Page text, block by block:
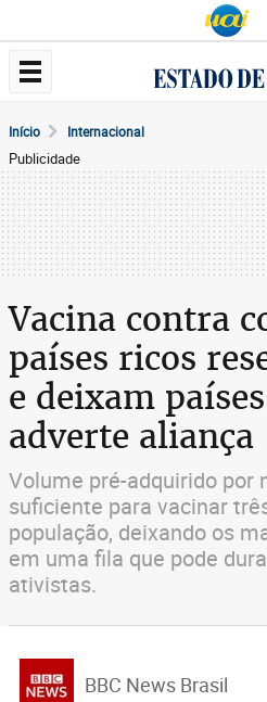
Início Internacional
Publicidade
Vacina contra
países ricos
e deixam
adverte aliança
Volume pré-adquirido por
suficiente para vacinar
população, deixando os
em uma fila que pode
ativistas.
BBC News Brasil